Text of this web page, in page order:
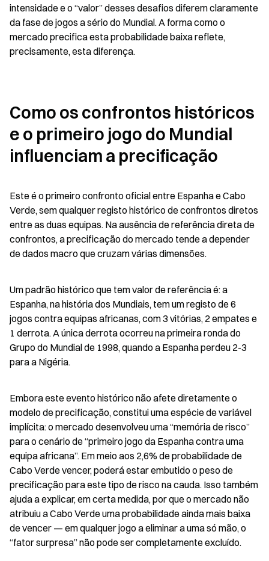
intensidade e o “valor” desses desafios diferem claramente
da fase de jogos a sério do Mundial. A forma como o
mercado precifica esta probabilidade baixa reflete,
precisamente, esta diferença.
Como os confrontos históricos
e o primeiro jogo do Mundial
influenciam a precificação
Este é o primeiro confronto oficial entre Espanha e Cabo
Verde, sem qualquer registo histórico de confrontos diretos
entre as duas equipas. Na ausência de referência direta de
confrontos, a precificação do mercado tende a depender
de dados macro que cruzam várias dimensões.
Um padrão histórico que tem valor de referência é: a
Espanha, na história dos Mundiais, tem um registo de 6
jogos contra equipas africanas, com 3 vitórias, 2 empates e
1 derrota. A única derrota ocorreu na primeira ronda do
Grupo do Mundial de 1998, quando a Espanha perdeu 2-3
para a Nigéria.
Embora este evento histórico não afete diretamente o
modelo de precificação, constitui uma espécie de variável
implícita: o mercado desenvolveu uma “memória de risco”
para o cenário de “primeiro jogo da Espanha contra uma
equipa africana”. Em meio aos 2,6% de probabilidade de
Cabo Verde vencer, poderá estar embutido o peso de
precificação para este tipo de risco na cauda. Isso também
ajuda a explicar, em certa medida, por que o mercado não
atribuiu a Cabo Verde uma probabilidade ainda mais baixa
de vencer — em qualquer jogo a eliminar a uma só mão, o
“fator surpresa” não pode ser completamente excluído.